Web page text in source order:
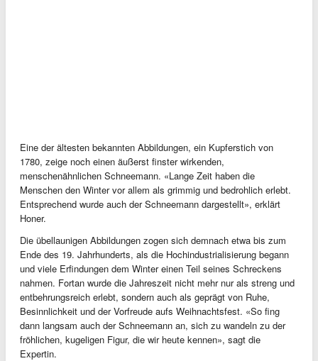
Eine der ältesten bekannten Abbildungen, ein Kupferstich von
1780, zeige noch einen äußerst finster wirkenden,
menschenähnlichen Schneemann. «Lange Zeit haben die
Menschen den Winter vor allem als grimmig und bedrohlich erlebt.
Entsprechend wurde auch der Schneemann dargestellt», erklärt
Honer.
Die übellaunigen Abbildungen zogen sich demnach etwa bis zum
Ende des 19. Jahrhunderts, als die Hochindustrialisierung begann
und viele Erfindungen dem Winter einen Teil seines Schreckens
nahmen. Fortan wurde die Jahreszeit nicht mehr nur als streng und
entbehrungsreich erlebt, sondern auch als geprägt von Ruhe,
Besinnlichkeit und der Vorfreude aufs Weihnachtsfest. «So fing
dann langsam auch der Schneemann an, sich zu wandeln zu der
fröhlichen, kugeligen Figur, die wir heute kennen», sagt die
Expertin.